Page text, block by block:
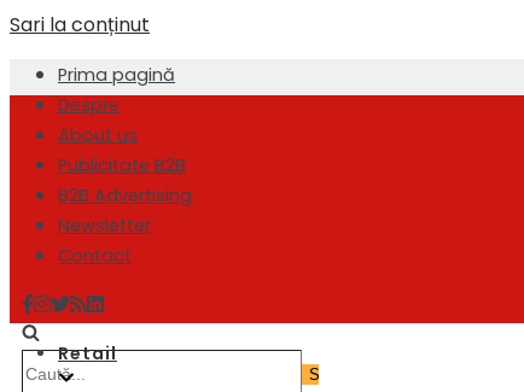
Sari la conținut
Prima pagină
Despre
About us
Publicitate B2B
B2B Advertising
Newsletter
Contact
Retail